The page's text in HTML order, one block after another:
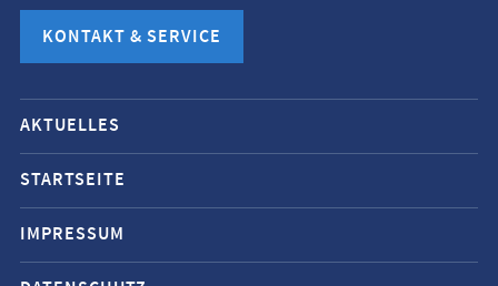
KONTAKT & SERVICE
Mobile-
Service-
Navigation
und
Social
AKTUELLES
STARTSEITE
IMPRESSUM